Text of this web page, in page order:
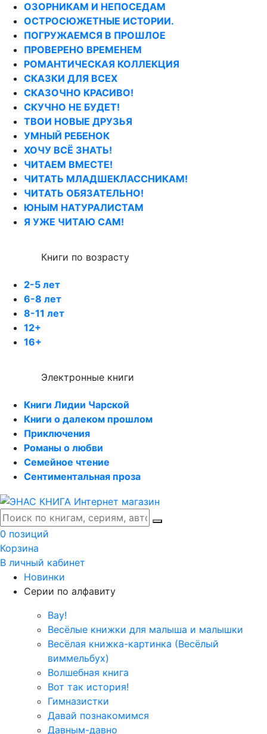
ОЗОРНИКАМ И НЕПОСЕДАМ
ОСТРОСЮЖЕТНЫЕ ИСТОРИИ.
ПОГРУЖАЕМСЯ В ПРОШЛОЕ
ПРОВЕРЕНО ВРЕМЕНЕМ
РОМАНТИЧЕСКАЯ КОЛЛЕКЦИЯ
СКАЗКИ ДЛЯ ВСЕХ
СКАЗОЧНО КРАСИВО!
СКУЧНО НЕ БУДЕТ!
ТВОИ НОВЫЕ ДРУЗЬЯ
УМНЫЙ РЕБЕНОК
ХОЧУ ВСЁ ЗНАТЬ!
ЧИТАЕМ ВМЕСТЕ!
ЧИТАТЬ МЛАДШЕКЛАССНИКАМ!
ЧИТАТЬ ОБЯЗАТЕЛЬНО!
ЮНЫМ НАТУРАЛИСТАМ
Я УЖЕ ЧИТАЮ САМ!
Книги по возрасту
2-5 лет
6-8 лет
8-11 лет
12+
16+
Электронные книги
Книги Лидии Чарской
Книги о далеком прошлом
Приключения
Романы о любви
Семейное чтение
Сентиментальная проза
0 позиций
Корзина
В личный кабинет
Новинки
Серии по алфавиту
Вау!
Весёлые книжки для малыша и малышки
Весёлая книжка-картинка (Весёлый
виммельбух)
Волшебная книга
Вот так история!
Гимназистки
Давай познакомимся
Давным-давно